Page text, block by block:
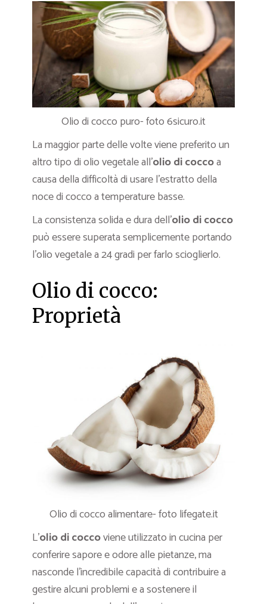
Olio di cocco puro- foto 6sicuro.it
La maggior parte delle volte viene preferito un
altro tipo di olio vegetale all’olio di coccoa
causa della difficoltà di usare l’estratto della
noce di cocco a temperature basse.
La consistenza solida e dura dell’olio di cocco
può essere superata semplicemente portando
l’olio vegetale a 24 gradi per farlo scioglierlo.
Olio di cocco:
Proprietà
Olio di cocco alimentare- foto lifegate.it
L’olio di coccoviene utilizzato in cucina per
conferire sapore e odore alle pietanze, ma
nasconde l’incredibile capacità di contribuire a
gestire alcuni problemi e a sostenere il